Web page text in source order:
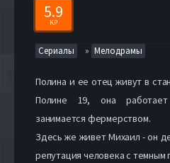
5.9
KP
Сериалы » Мелодрамы
Полина и ее отец живут в
Полине 19, она
занимается фермерством.
Здесь же живет Михаил - он
репутация человека с